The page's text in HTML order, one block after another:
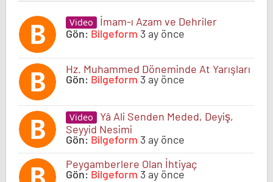
Video
İmam-ı Azam ve Dehriler
Gön: Bilgeform 3 ay önce
Hz. Muhammed Döneminde At Yarışları
Gön: Bilgeform 3 ay önce
Video
Yâ Ali Senden Meded, Deyiş,
Seyyid Nesimi
Gön: Bilgeform 3 ay önce
Peygamberlere Olan İhtiyaç
Gön: Bilgeform 3 ay önce